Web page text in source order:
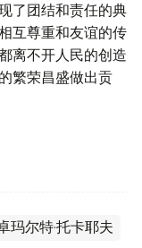
了团结和责任的典
互尊重和友谊的传
离不开人民的创造
繁荣昌盛做出贡
玛尔特·托卡耶夫